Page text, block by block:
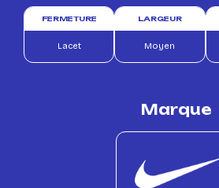
FERMETURE
Lacet
LARGEUR
Moyen
Marque